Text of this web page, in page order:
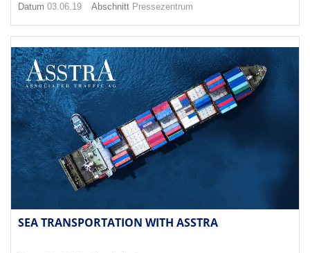
Datum 03.06.19 Abschnitt Pressezentrum
SEA TRANSPORTATION WITH ASSTRA